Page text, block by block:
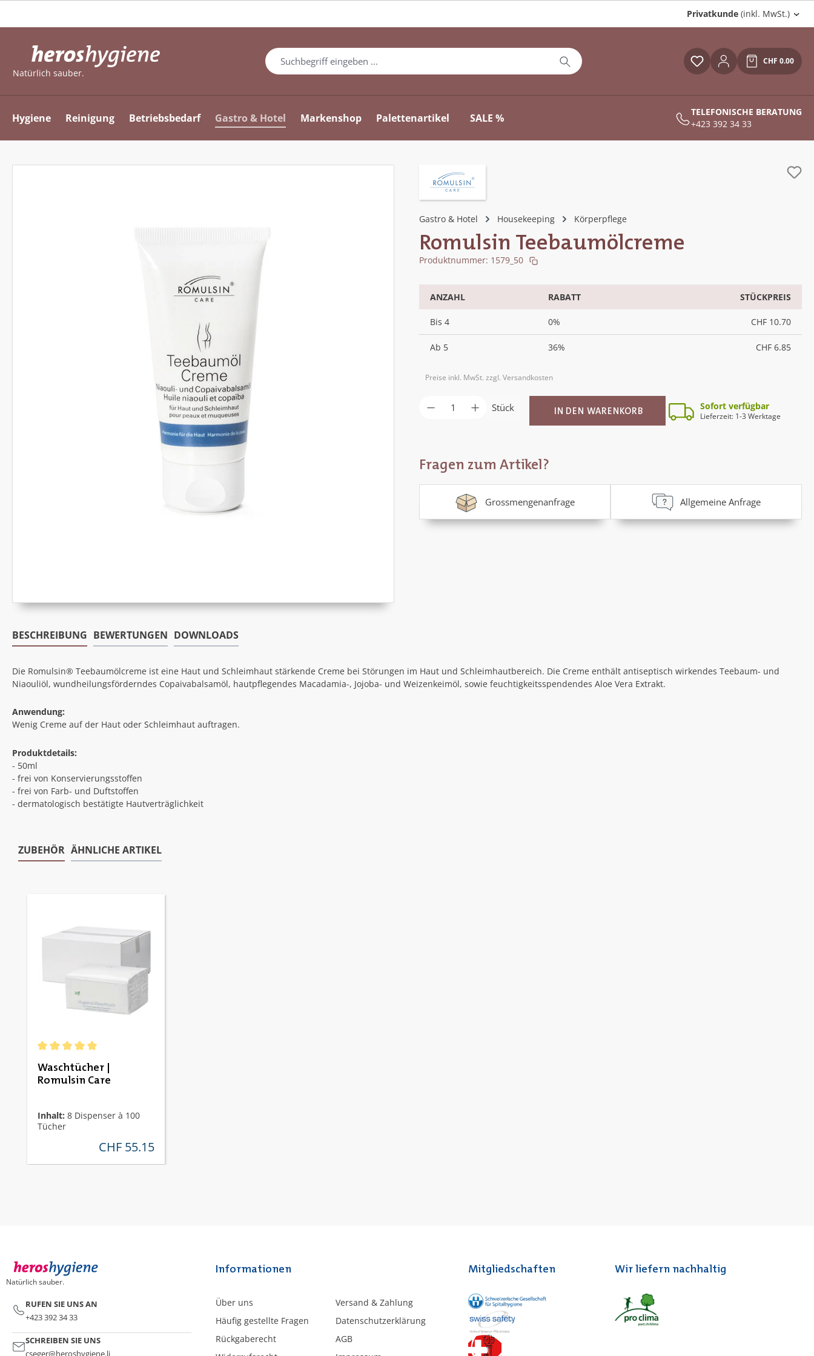
Privatkunde (inkl. MwSt.)
Natürlich sauber. Du hast 0 Produkte auf
CHF 0.00
Hygiene Reinigung Betriebsbedarf Gastro & Hotel Markenshop Palettenartikel SALE %
TELEFONISCHE BERATUNG
+423 392 34 33
Gastro & Hotel Housekeeping Körperpflege
Romulsin Teebaumölcreme
ANZAHL RABATT STÜCKPREIS
Bis 4 0% CHF 10.70
Ab 5 36% CHF 6.85
Preise inkl. MwSt. zzgl. Versandkosten
Produkt Anzahl: Gib den gewünschten Wert ein oder
Stück IN DEN WARENKORB Sofort verfügbar
Lieferzeit: 1-3 Werktage
Produktnummer: 1579_50
Fragen zum Artikel?
Grossmengenanfrage Allgemeine Anfrage
BESCHREIBUNG BEWERTUNGEN DOWNLOADS
Die Romulsin® Teebaumölcreme ist eine Haut und Schleimhaut stärkende Creme bei Störungen im Haut und Schleimhautbereich. Die Creme enthält antiseptisch wirkendes Teebaum- und
Niaouliöl, wundheilungsförderndes Copaivabalsamöl, hautpflegendes Macadamia-, Jojoba- und Weizenkeimöl, sowie feuchtigkeitsspendendes Aloe Vera Extrakt.
Anwendung:
Wenig Creme auf der Haut oder Schleimhaut auftragen.
Produktdetails:
- 50ml
- frei von Konservierungsstoffen
- frei von Farb- und Duftstoffen
- dermatologisch bestätigte Hautverträglichkeit
ZUBEHÖR ÄHNLICHE ARTIKEL
Waschtücher |
Romulsin Care
Inhalt: 8 Dispenser à 100
Tücher
regulärer preis:
CHF 55.15
Natürlich sauber.
RUFEN SIE UNS AN
+423 392 34 33
SCHREIBEN SIE UNS
cseger@heroshygiene.li
Mitgliedschaften
Informationen
Über uns
Häufig gestellte Fragen
Rückgaberecht
Versand & Zahlung
Datenschutzerklärung
AGB
Wir liefern nachhaltig